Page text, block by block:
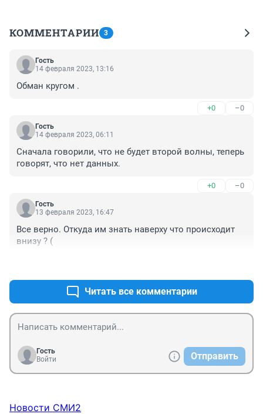
КОММЕНТАРИИ 3
Гость
14 февраля 2023, 13:16
Обман кругом .
+0 –0
Гость
14 февраля 2023, 06:11
Сначала говорили, что не будет второй волны, теперь
говорят, что нет данных.
+0 –0
Гость
13 февраля 2023, 16:47
Все верно. Откуда им знать наверху что происходит
внизу ? (
Читать все комментарии
Гость
Войти
Отправить
Новости СМИ2